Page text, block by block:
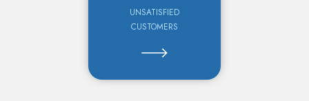
UNSATISFIED
CUSTOMERS